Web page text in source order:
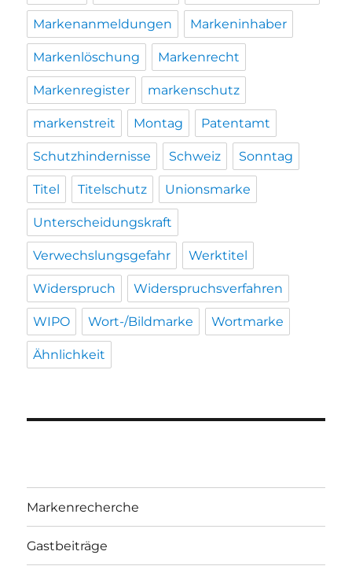
Markenanmeldungen Markeninhaber
Markenlöschung Markenrecht
Markenregister markenschutz
markenstreit Montag Patentamt
Schutzhindernisse Schweiz Sonntag
Titel Titelschutz Unionsmarke
Unterscheidungskraft
Verwechslungsgefahr Werktitel
Widerspruch Widerspruchsverfahren
WIPO Wort-/Bildmarke Wortmarke
Ähnlichkeit
Markenrecherche
Gastbeiträge